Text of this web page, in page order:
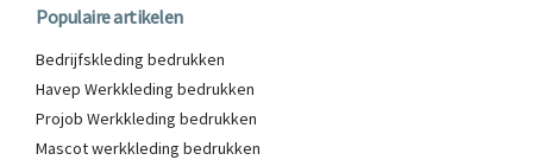
Populaire artikelen
Bedrijfskleding bedrukken
Havep Werkkleding bedrukken
Projob Werkkleding bedrukken
Mascot werkkleding bedrukken